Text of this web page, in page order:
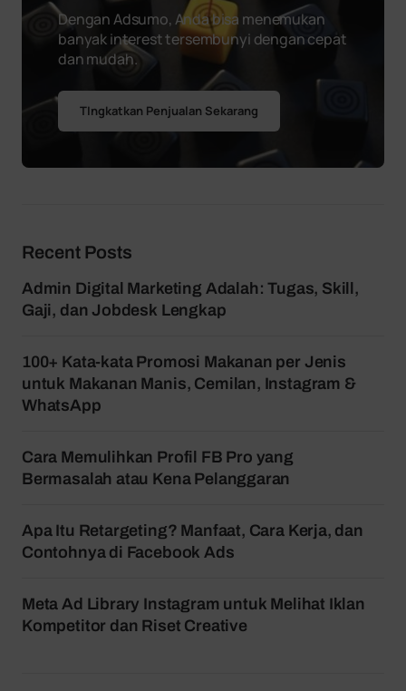
Dengan Adsumo, Anda bisa menemukan
banyak interest tersembunyi dengan cepat
dan mudah.
TIngkatkan Penjualan Sekarang
Recent Posts
Admin Digital Marketing Adalah: Tugas, Skill,
Gaji, dan Jobdesk Lengkap
100+ Kata-kata Promosi Makanan per Jenis
untuk Makanan Manis, Cemilan, Instagram &
WhatsApp
Cara Memulihkan Profil FB Pro yang
Bermasalah atau Kena Pelanggaran
Apa Itu Retargeting? Manfaat, Cara Kerja, dan
Contohnya di Facebook Ads
Meta Ad Library Instagram untuk Melihat Iklan
Kompetitor dan Riset Creative